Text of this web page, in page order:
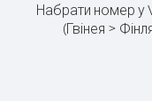
Набрати номер у
(Гвінея >